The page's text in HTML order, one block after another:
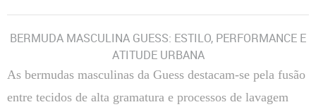
BERMUDA MASCULINA GUESS: ESTILO, PERFORMANCE E
ATITUDE URBANA
As bermudas masculinas da Guess destacam-se pela fusão
entre tecidos de alta gramatura e processos de lavagem